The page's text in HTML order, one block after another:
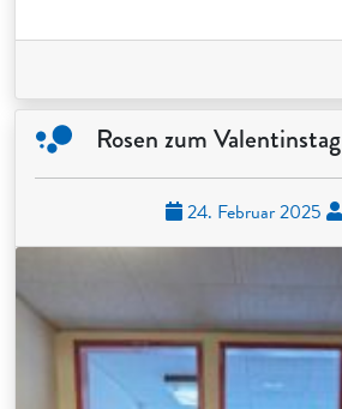
Rosen zum Valentinstag
24. Februar 2025